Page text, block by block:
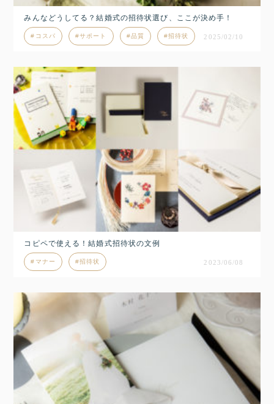
みんなどうしてる？結婚式の招待状選び、ここが決め手！
コスパ サポート 品質 招待状 2025/02/10
コピペで使える！結婚式招待状の文例
マナー 招待状 2023/06/08